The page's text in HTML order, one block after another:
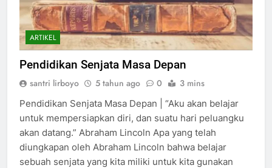
ARTIKEL
Pendidikan Senjata Masa Depan
santri lirboyo 5 tahun ago 0 3 mins
Pendidikan Senjata Masa Depan | “Aku akan belajar
untuk mempersiapkan diri, dan suatu hari peluangku
akan datang.” Abraham Lincoln Apa yang telah
diungkapan oleh Abraham Lincoln bahwa belajar
sebuah senjata yang kita miliki untuk kita gunakan